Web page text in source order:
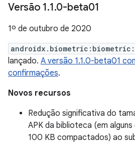
Versão 1.1.0-beta01
1º de outubro de 2020
lançado. A versão 1.1.0-beta01
confirmações.
Novos recursos
Redução significativa do
APK da biblioteca (em
100 KB compactados) ao